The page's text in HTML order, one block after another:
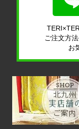
ご注文方
お